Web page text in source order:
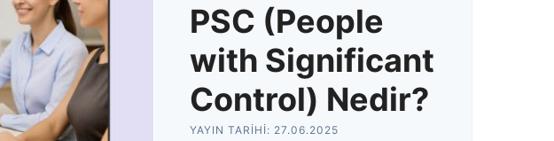
PSC (People
with Significant
Control) Nedir?
YAYIN TARIHI: 27.06.2025